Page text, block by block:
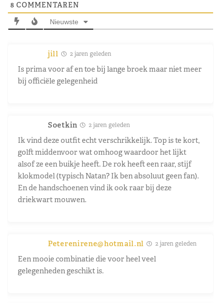
8 COMMENTAREN
Nieuwste
jill 2 jaren geleden
Is prima voor af en toe bij lange broek maar niet meer
bij officiële gelegenheid
Soetkin 2 jaren geleden
Ik vind deze outfit echt verschrikkelijk. Top is te kort,
golft middenvoor wat omhoog waardoor het lijkt
alsof ze een buikje heeft. De rok heeft een raar, stijf
klokmodel (typisch Natan? Ik ben absoluut geen fan).
En de handschoenen vind ik ook raar bij deze
driekwart mouwen.
Peterenirene@hotmail.nl 2 jaren geleden
Een mooie combinatie die voor heel veel
gelegenheden geschikt is.